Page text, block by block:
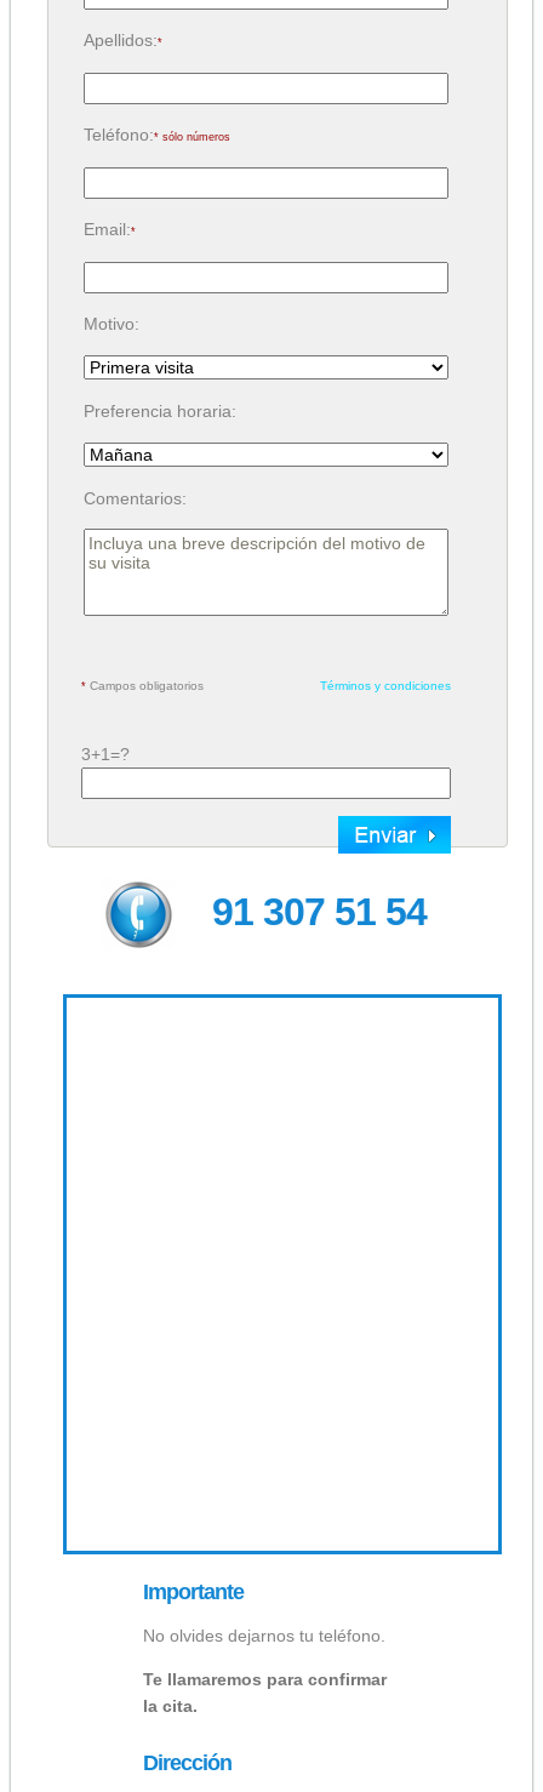
Apellidos:*
Teléfono:* sólo números
Email:*
Motivo:
Preferencia horaria:
Comentarios:
*Campos obligatorios Términos y condiciones
3+1=?
91 307 51 54
Importante
No olvides dejarnos tu teléfono.
Te llamaremos para confirmar
la cita.
Dirección